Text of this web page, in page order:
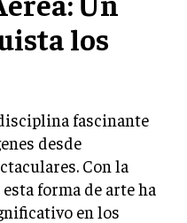
los
fascinante
desde
Con la
forma de arte ha
en los